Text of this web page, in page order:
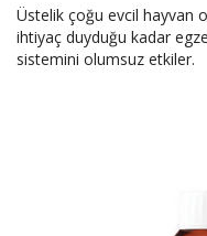
Üstelik çoğu evcil hayvan
ihtiyaç duyduğu kadar
sistemini olumsuz etkiler.